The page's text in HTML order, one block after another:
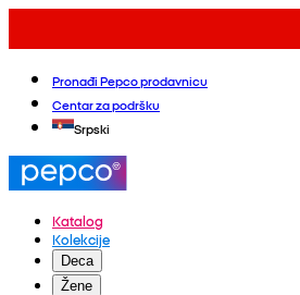
Pronađi Pepco prodavnicu
Centar za podršku
Srpski
Katalog
Kolekcije
Deca
Žene